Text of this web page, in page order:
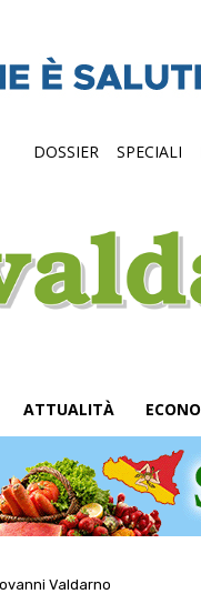
DOSSIER SPECIALI
ATTUALITÀ
Valdarno